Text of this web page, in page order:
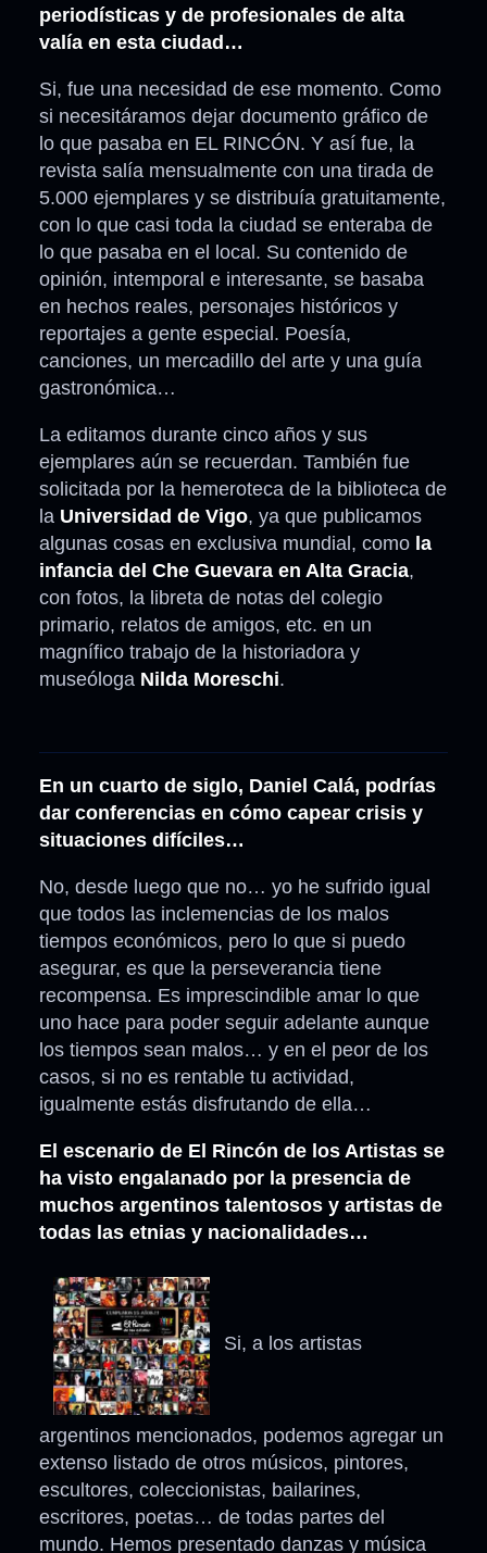
periodísticas y de profesionales de alta
valía en esta ciudad…
Si, fue una necesidad de ese momento. Como
si necesitáramos dejar documento gráfico de
lo que pasaba en EL RINCÓN. Y así fue, la
revista salía mensualmente con una tirada de
5.000 ejemplares y se distribuía gratuitamente,
con lo que casi toda la ciudad se enteraba de
lo que pasaba en el local. Su contenido de
opinión, intemporal e interesante, se basaba
en hechos reales, personajes históricos y
reportajes a gente especial. Poesía,
canciones, un mercadillo del arte y una guía
gastronómica…
La editamos durante cinco años y sus
ejemplares aún se recuerdan. También fue
solicitada por la hemeroteca de la biblioteca de
la Universidad de Vigo, ya que publicamos
algunas cosas en exclusiva mundial, como la
infancia del Che Guevara en Alta Gracia,
con fotos, la libreta de notas del colegio
primario, relatos de amigos, etc. en un
magnífico trabajo de la historiadora y
museóloga Nilda Moreschi.
En un cuarto de siglo, Daniel Calá, podrías
dar conferencias en cómo capear crisis y
situaciones difíciles…
No, desde luego que no… yo he sufrido igual
que todos las inclemencias de los malos
tiempos económicos, pero lo que si puedo
asegurar, es que la perseverancia tiene
recompensa. Es imprescindible amar lo que
uno hace para poder seguir adelante aunque
los tiempos sean malos… y en el peor de los
casos, si no es rentable tu actividad,
igualmente estás disfrutando de ella…
El escenario de El Rincón de los Artistas se
ha visto engalanado por la presencia de
muchos argentinos talentosos y artistas de
todas las etnias y nacionalidades…
Si, a los artistas
argentinos mencionados, podemos agregar un
extenso listado de otros músicos, pintores,
escultores, coleccionistas, bailarines,
escritores, poetas… de todas partes del
mundo. Hemos presentado danzas y música